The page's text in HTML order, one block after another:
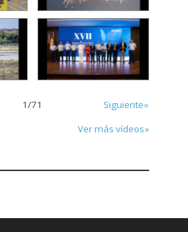
1/71
Siguiente»
Ver más vídeos»